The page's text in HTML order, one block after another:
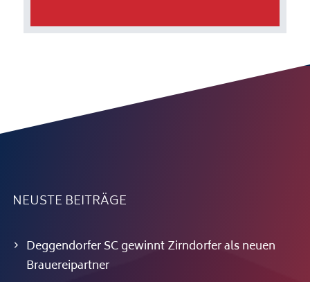
NEUSTE BEITRÄGE
Deggendorfer SC gewinnt Zirndorfer als neuen
Brauereipartner